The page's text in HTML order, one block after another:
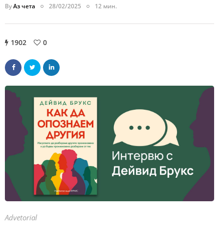
ByАз чета 28/02/2025 12 мин.
1902 0
Advetorial